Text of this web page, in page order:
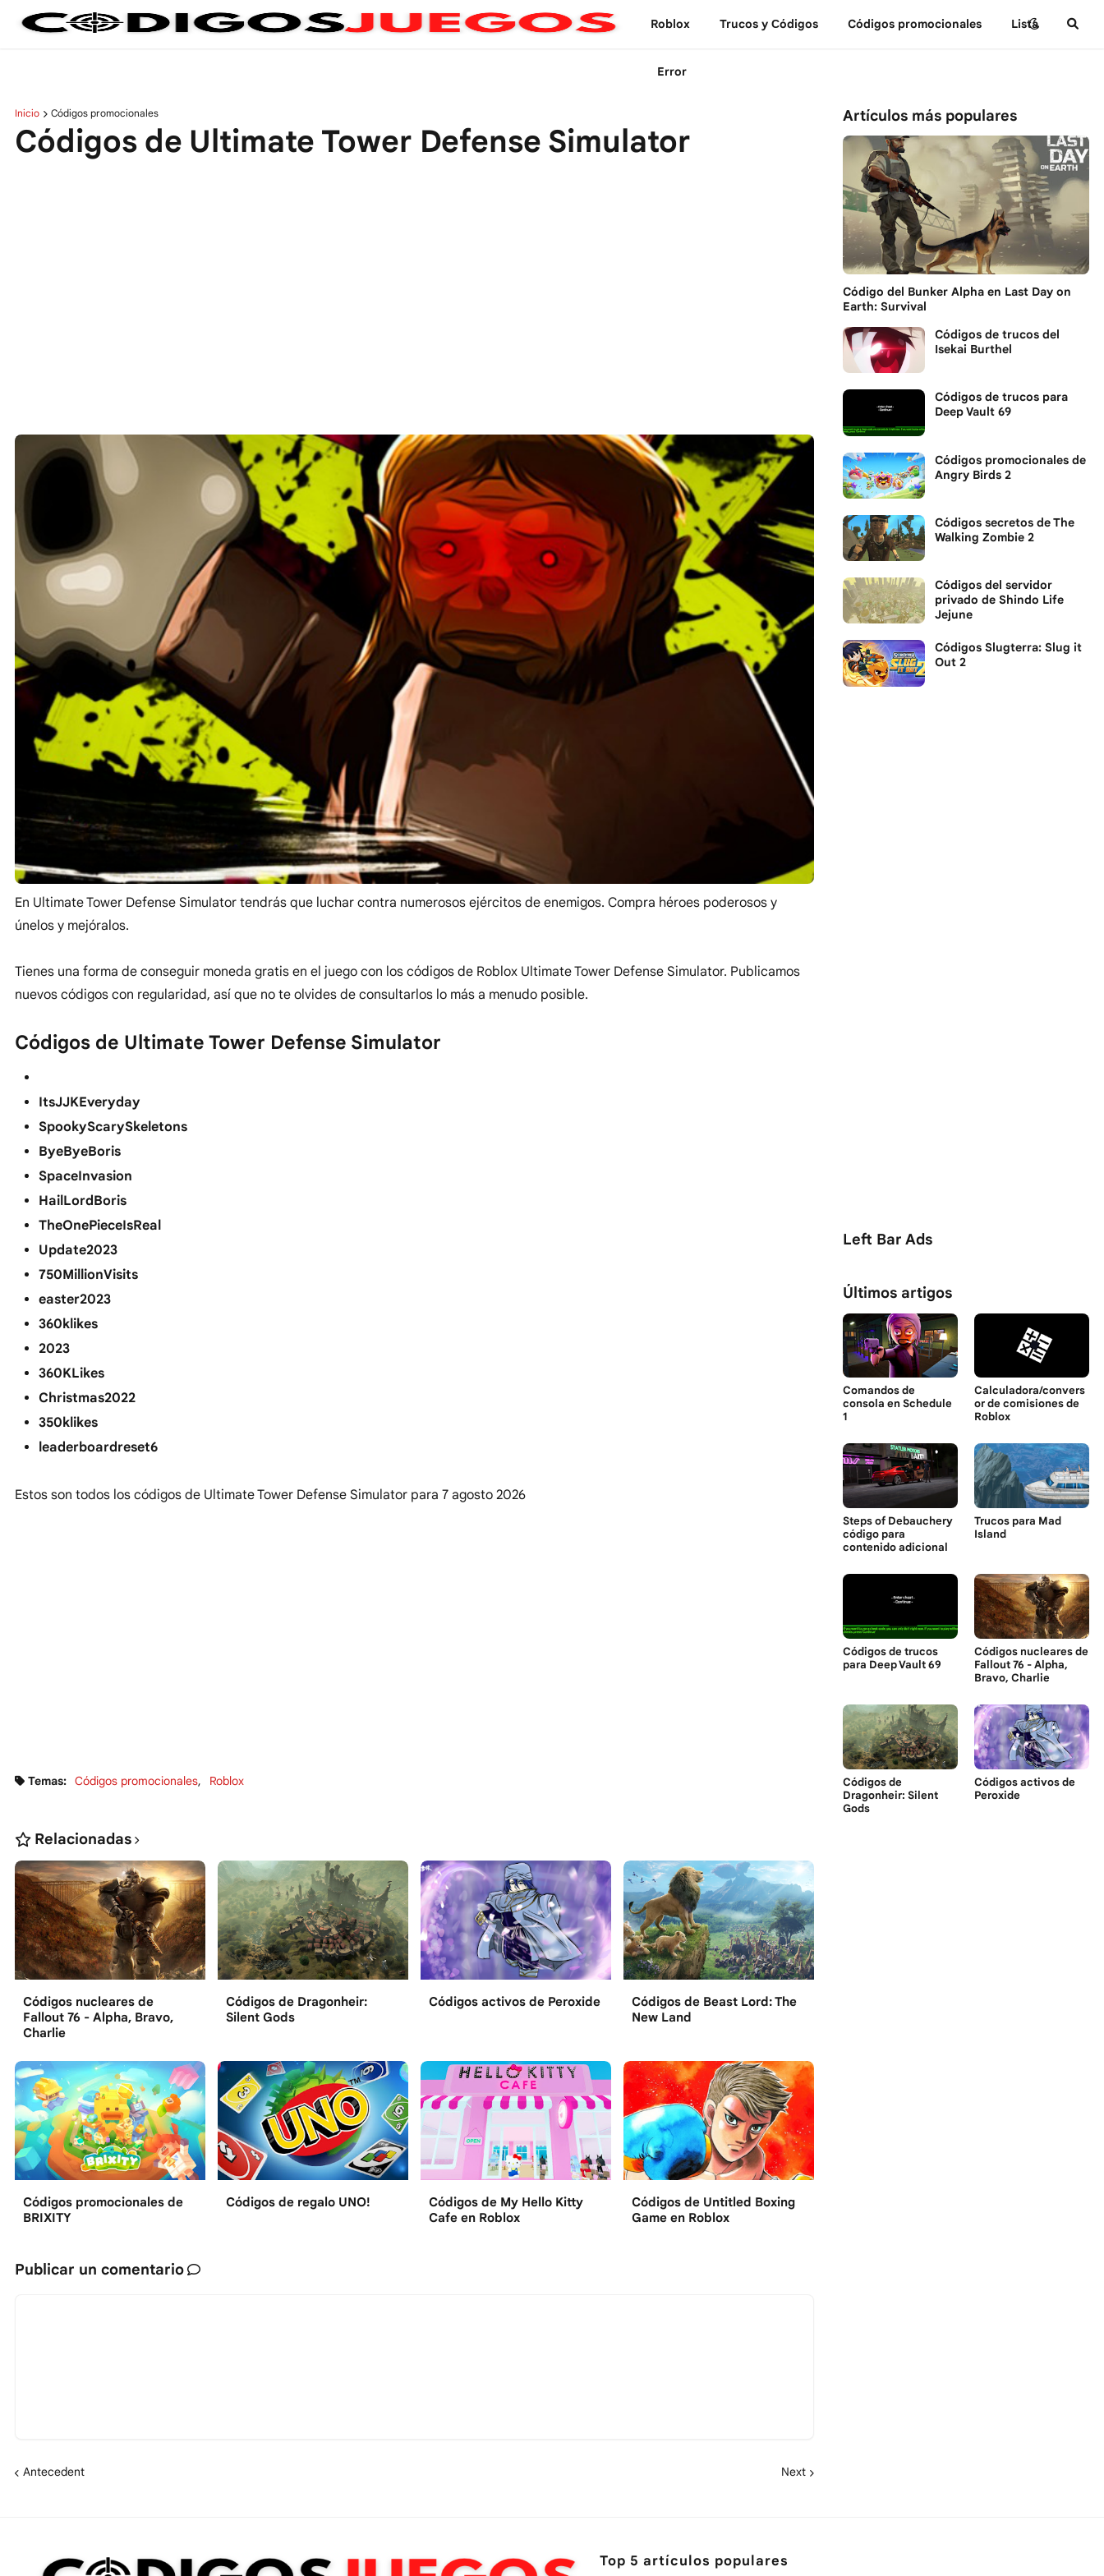
Roblox Trucos y Сódigos Códigos promocionales Lista
Error
Inicio Códigos promocionales
Códigos de Ultimate Tower Defense Simulator
En Ultimate Tower Defense Simulator tendrás que luchar contra numerosos ejércitos de enemigos. Compra héroes poderosos y
únelos y mejóralos.
Tienes una forma de conseguir moneda gratis en el juego con los códigos de Roblox Ultimate Tower Defense Simulator. Publicamos
nuevos códigos con regularidad, así que no te olvides de consultarlos lo más a menudo posible.
Códigos de Ultimate Tower Defense Simulator
ItsJJKEveryday
SpookyScarySkeletons
ByeByeBoris
SpaceInvasion
HailLordBoris
TheOnePieceIsReal
Update2023
750MillionVisits
easter2023
360klikes
2023
360KLikes
Christmas2022
350klikes
leaderboardreset6
Estos son todos los códigos de Ultimate Tower Defense Simulator para 7 agosto 2026
Temas: Códigos promocionales Roblox
Relacionadas
Códigos nucleares de
Fallout 76 - Alpha, Bravo,
Charlie
Códigos de Dragonheir:
Silent Gods
Códigos activos de Peroxide
Códigos de Beast Lord: The
New Land
Códigos promocionales de
BRIXITY
Códigos de regalo UNO!
Códigos de My Hello Kitty
Cafe en Roblox
Códigos de Untitled Boxing
Game en Roblox
Publicar un comentario
Antecedent Next
Artículos más populares
Código del Bunker Alpha en Last Day on
Earth: Survival
Códigos de trucos del
Isekai Burthel
Códigos de trucos para
Deep Vault 69
Códigos promocionales de
Angry Birds 2
Códigos secretos de The
Walking Zombie 2
Códigos del servidor
privado de Shindo Life
Jejune
Códigos Slugterra: Slug it
Out 2
Left Bar Ads
Últimos artigos
Comandos de
consola en Schedule
1
Calculadora/convers
or de comisiones de
Roblox
Steps of Debauchery
código para
contenido adicional
Trucos para Mad
Island
Códigos de trucos
para Deep Vault 69
Códigos nucleares de
Fallout 76 - Alpha,
Bravo, Charlie
Códigos de
Dragonheir: Silent
Gods
Códigos activos de
Peroxide
Top 5 artículos populares